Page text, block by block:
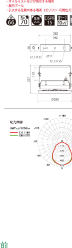
前